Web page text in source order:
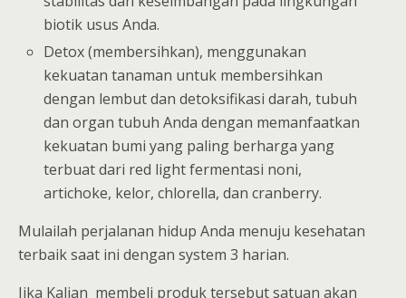
biotik usus Anda.
Detox (membersihkan), menggunakan
kekuatan tanaman untuk membersihkan
dengan lembut dan detoksifikasi darah, tubuh
dan organ tubuh Anda dengan memanfaatkan
kekuatan bumi yang paling berharga yang
terbuat dari red light fermentasi noni,
artichoke, kelor, chlorella, dan cranberry.
Mulailah perjalanan hidup Anda menuju kesehatan
terbaik saat ini dengan system 3 harian.
Jika Kalian membeli produk tersebut satuan akan